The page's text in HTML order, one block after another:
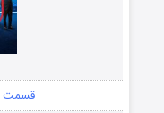
قسمت